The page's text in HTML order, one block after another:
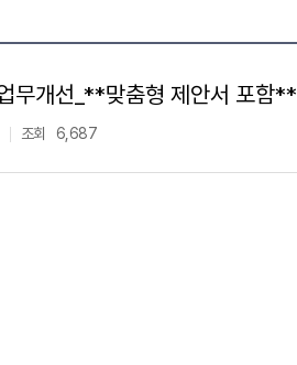
무개선_**맞춤형 제안서 포함**
조회 6,687